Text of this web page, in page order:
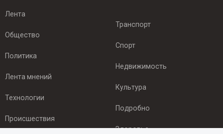
Лента
Общество
Политика
Лента мнений
Технологии
Происшествия
Транспорт
Спорт
Недвижимость
Культура
Подробно
Здоровье